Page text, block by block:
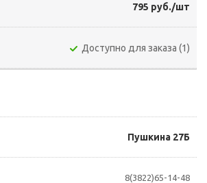
795 руб./шт
Доступно для заказа (1)
Пушкина 27Б
8(3822)65-14-48